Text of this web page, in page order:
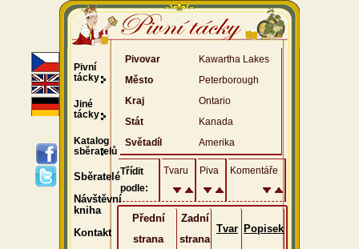
Pivovar
Kawartha Lakes
Město
Peterborough
Kraj
Ontario
Stát
Kanada
Světadíl
Amerika
Třídit
podle:
Tvaru Piva Komentáře
Přední
strana
Zadní
strana
Tvar Popisek
Pivní
tácky
Jiné
tácky
Katalog
sběratelů
Sběratelé
Návštěvní
kniha
Kontakt